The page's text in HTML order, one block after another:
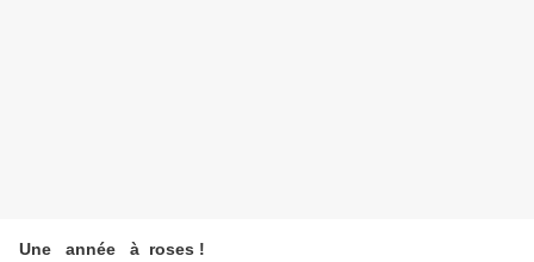
Une année à roses !